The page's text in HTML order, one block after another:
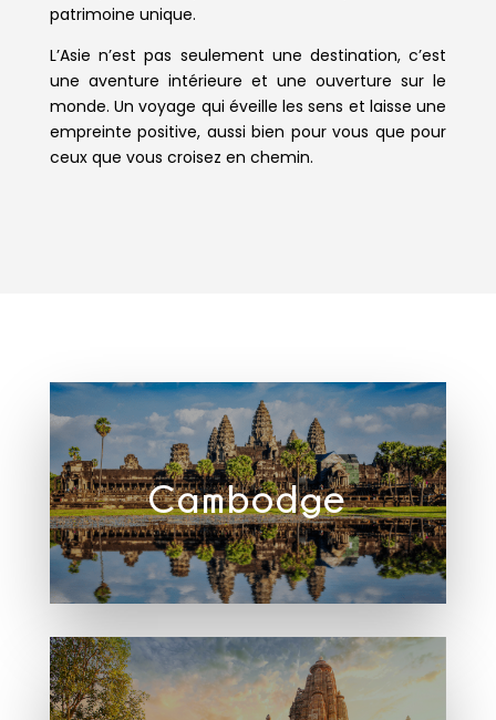
patrimoine unique.
L’Asie n’est pas seulement une destination, c’est
une aventure intérieure et une ouverture sur le
monde. Un voyage qui éveille les sens et laisse une
empreinte positive, aussi bien pour vous que pour
ceux que vous croisez en chemin.
Cambodge